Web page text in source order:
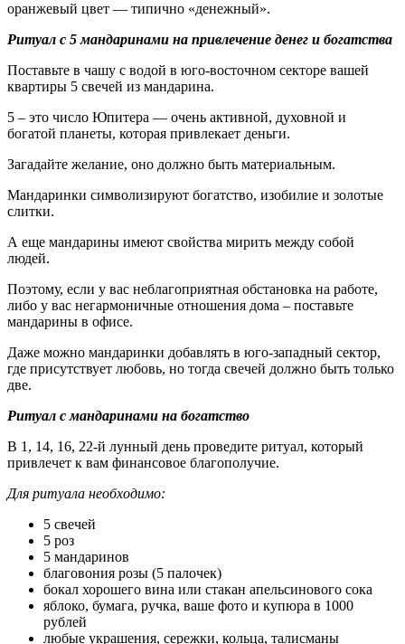
оранжевый цвет — типично «денежный».
Ритуал с 5 мандаринами на привлечение денег и богатства
Поставьте в чашу с водой в юго-восточном секторе вашей
квартиры 5 свечей из мандарина.
5 – это число Юпитера — очень активной, духовной и
богатой планеты, которая привлекает деньги.
Загадайте желание, оно должно быть материальным.
Мандаринки символизируют богатство, изобилие и золотые
слитки.
А еще мандарины имеют свойства мирить между собой
людей.
Поэтому, если у вас неблагоприятная обстановка на работе,
либо у вас негармоничные отношения дома – поставьте
мандарины в офисе.
Даже можно мандаринки добавлять в юго-западный сектор,
где присутствует любовь, но тогда свечей должно быть только
две.
Ритуал с мандаринами на богатство
В 1, 14, 16, 22-й лунный день проведите ритуал, который
привлечет к вам финансовое благополучие.
Для ритуала необходимо:
5 свечей
5 роз
5 мандаринов
благовония розы (5 палочек)
бокал хорошего вина или стакан апельсинового сока
яблоко, бумага, ручка, ваше фото и купюра в 1000
рублей
любые украшения, сережки, кольца, талисманы